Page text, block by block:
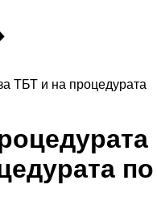
ТБТ и на процедурата
по